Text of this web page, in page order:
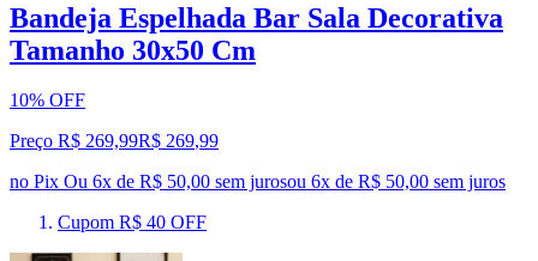
Bandeja Espelhada Bar Sala Decorativa
Tamanho 30x50 Cm
10% OFF
Preço R$ 269,99R$ 269,99
no Pix Ou 6x de R$ 50,00 sem jurosou 6x de R$ 50,00 sem juros
Cupom R$ 40 OFF